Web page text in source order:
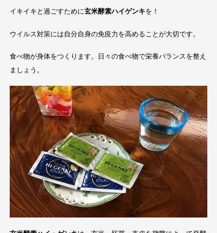
イキイキと過ごすために玄米酵素ハイゲンキを！
ウイルス対策には自分自身の免疫力を高めることが大切です。
食べ物が身体をつくります。日々の食べ物で栄養バランスを整え
ましょう。